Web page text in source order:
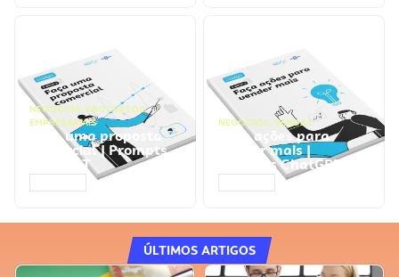
NEGÓCIOS, PROCESSOS
EMPRESARIAIS
Faça uma proposta
comercial | Prompts
ChatGPT
NEGÓCIOS, VENDAS
Faça ações para
vender mais |
Prompts ChatGPT
ÚLTIMOS ARTIGOS